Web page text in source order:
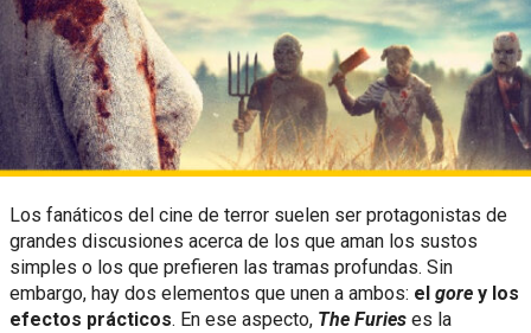
Los fanáticos del cine de terror suelen ser protagonistas de
grandes discusiones acerca de los que aman los sustos
simples o los que prefieren las tramas profundas. Sin
embargo, hay dos elementos que unen a ambos: el gore y los
efectos prácticos. En ese aspecto, The Furies es la